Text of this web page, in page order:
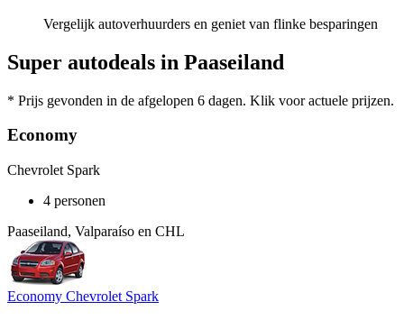
Vergelijk autoverhuurders en geniet van flinke besparingen
Super autodeals in Paaseiland
* Prijs gevonden in de afgelopen 6 dagen. Klik voor actuele prijzen.
Economy
Chevrolet Spark
4 personen
Paaseiland, Valparaíso en CHL
Economy Chevrolet Spark